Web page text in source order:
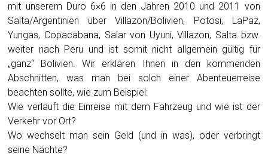
mit unserem Duro 6×6 in den Jahren 2010 und 2011 von
Salta/Argentinien über Villazon/Bolivien, Potosi, LaPaz,
Yungas, Copacabana, Salar von Uyuni, Villazon, Salta bzw.
weiter nach Peru und ist somit nicht allgemein gültig für
„ganz“ Bolivien. Wir erklären Ihnen in den kommenden
Abschnitten, was man bei solch einer Abenteuerreise
beachten sollte, wie zum Beispiel:
Wie verläuft die Einreise mit dem Fahrzeug und wie ist der
Verkehr vor Ort?
Wo wechselt man sein Geld (und in was), oder verbringt
seine Nächte?